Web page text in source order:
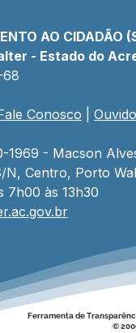
AO CIDADÃO
- Estado do
68
Conosco
1969 - Macson
N, Centro, Porto
7h00 às 13h30
.ac.gov.br
Ferramenta de
©